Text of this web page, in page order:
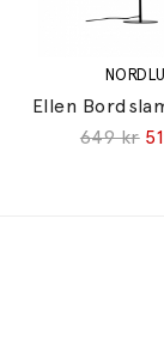
Ellen
649 kr